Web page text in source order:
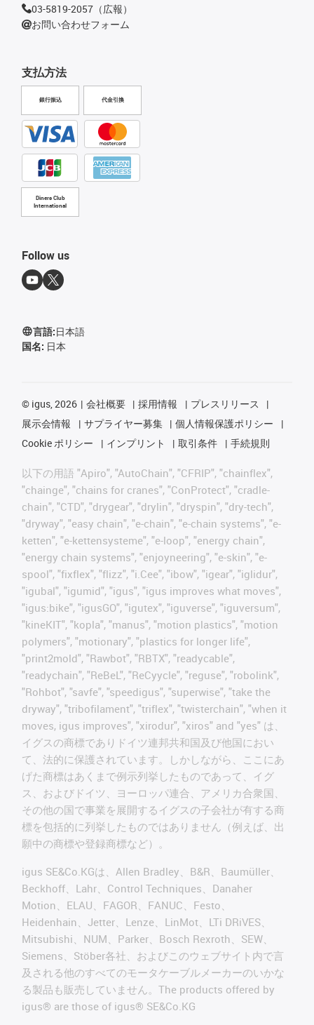
支払方法
銀行振込 代金引換
Diners Club
International
03-5819-2057（広報）
お問い合わせフォーム
Follow us
言語:日本語
国名: 日本
© igus, 2026 会社概要 採用情報
プレスリリース
展示会情報
サプライヤー募集
個人情報保護ポリシー
Cookie ポリシー
インプリント 取引条件 手続規則
以下の用語 "Apiro", "AutoChain", "CFRIP", "chainflex",
"chainge", "chains for cranes", "ConProtect", "cradle-
chain", "CTD", "drygear", "drylin", "dryspin", "dry-tech",
"dryway", "easy chain", "e-chain", "e-chain systems", "e-
ketten", "e-kettensysteme", "e-loop", "energy chain",
"energy chain systems", "enjoyneering", "e-skin", "e-
spool", "fixflex", "flizz", "i.Cee", "ibow", "igear", "iglidur",
"igubal", "igumid", "igus", "igus improves what moves",
"igus:bike", "igusGO", "igutex", "iguverse", "iguversum",
"kineKIT", "kopla", "manus", "motion plastics", "motion
polymers", "motionary", "plastics for longer life",
"print2mold", "Rawbot", "RBTX", "readycable",
"readychain", "ReBeL", "ReCyycle", "reguse", "robolink",
"Rohbot", "savfe", "speedigus", "superwise", "take the
dryway", "tribofilament", "triflex", "twisterchain", "when it
moves, igus improves", "xirodur", "xiros" and "yes" は、
イグスの商標でありドイツ連邦共和国及び他国におい
て、法的に保護されています。しかしながら、ここにあ
げた商標はあくまで例示列挙したものであって、イグ
ス、およびドイツ、ヨーロッパ連合、アメリカ合衆国、
その他の国で事業を展開するイグスの子会社が有する商
標を包括的に列挙したものではありません（例えば、出
願中の商標や登録商標など）。
igus SE&Co.KGは、Allen Bradley、B&R、Baumüller、
Beckhoff、Lahr、Control Techniques、Danaher
Motion、ELAU、FAGOR、FANUC、Festo、
Heidenhain、Jetter、Lenze、LinMot、LTi DRiVES、
Mitsubishi、NUM、Parker、Bosch Rexroth、SEW、
Siemens、Stöber各社、およびこのウェブサイト内で言
及される他のすべてのモータケーブルメーカーのいかな
る製品も販売していません。The products offered by
igus® are those of igus® SE&Co.KG